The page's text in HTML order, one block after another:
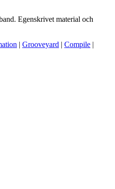
Egenskrivet material och
| Grooveyard | Compile |